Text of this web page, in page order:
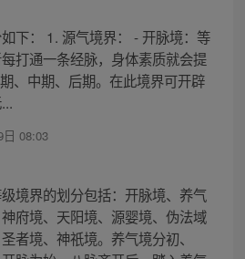
下： 1. 源气境界： - 开脉境：等
打通一条经脉，身体素质就会提
、中期、后期。在此境界可开辟
日 08:03
境界的划分包括：开脉境、养气
府境、天阳境、源婴境、伪法域
者境、神祇境。养气境分初、